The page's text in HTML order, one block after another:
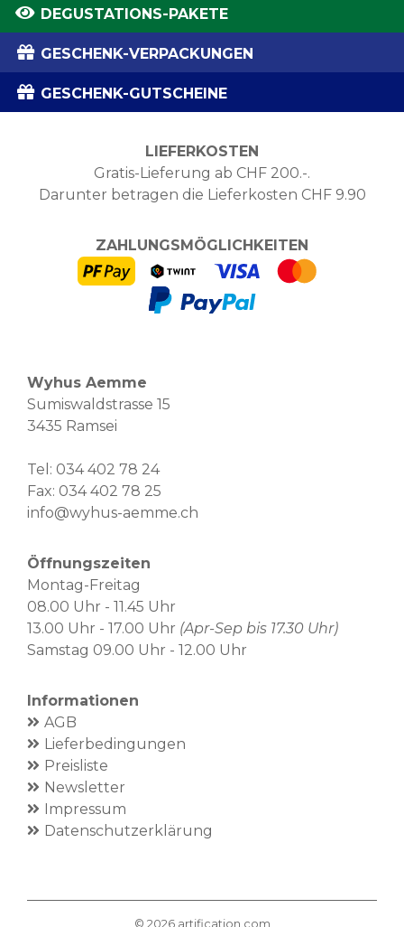
DEGUSTATIONS-PAKETE
GESCHENK-VERPACKUNGEN
GESCHENK-GUTSCHEINE
LIEFERKOSTEN
Gratis-Lieferung ab CHF 200.-.
Darunter betragen die Lieferkosten CHF 9.90
ZAHLUNGSMÖGLICHKEITEN
Wyhus Aemme
Sumiswaldstrasse 15
3435 Ramsei
Tel: 034 402 78 24
Fax: 034 402 78 25
info@wyhus-aemme.ch
Öffnungszeiten
Montag-Freitag
08.00 Uhr - 11.45 Uhr
13.00 Uhr - 17.00 Uhr (Apr-Sep bis 17.30 Uhr)
Samstag 09.00 Uhr - 12.00 Uhr
Informationen
AGB
Lieferbedingungen
Preisliste
Newsletter
Impressum
Datenschutzerklärung
© 2026 artification.com